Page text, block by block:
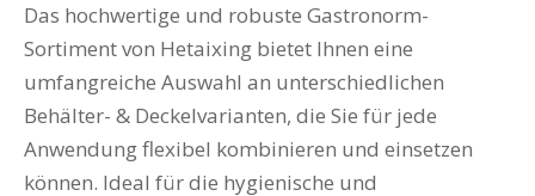
Das hochwertige und robuste Gastronorm-
Sortiment von Hetaixing bietet Ihnen eine
umfangreiche Auswahl an unterschiedlichen
Behälter- & Deckelvarianten, die Sie für jede
Anwendung flexibel kombinieren und einsetzen
können. Ideal für die hygienische und